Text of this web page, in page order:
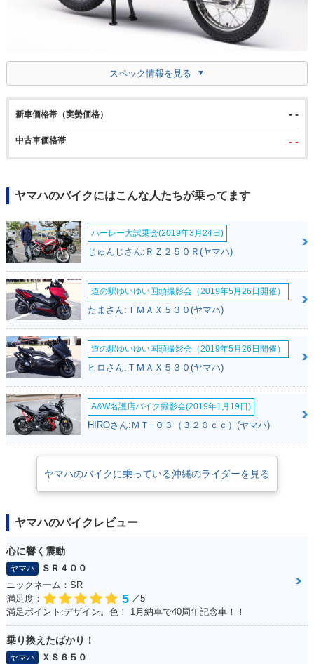
スペック情報を見る
新車価格帯（実勢価格） - -
中古車価格帯 - -
ヤマハのバイクにはこんな人たちが乗ってます
ハーレー大試乗会(2019年3月24日)
じゅんじさん:ＲＺ２５０Ｒ(ヤマハ)
道の駅ゆいゆい国頭撮影会（2019年5月26日開催）
たまさん:ＴＭＡＸ５３０(ヤマハ)
道の駅ゆいゆい国頭撮影会（2019年5月26日開催）
ヒロさん:ＴＭＡＸ５３０(ヤマハ)
A&W名護店バイク撮影会(2019年1月19日)
HIROさん:ＭＴ−０３（３２０ｃｃ）(ヤマハ)
ヤマハのバイクに乗っている沖縄のライダーを見る
ヤマハのバイクレビュー
心に響く震動
ヤマハ
ＳＲ４００
ニックネーム：SR
満足度：
5 ／5
満足ポイント:デザイン。色！ 1月納車で40周年記念車！！
乗り換えたばかり！
ヤマハ
ＸＳ６５０